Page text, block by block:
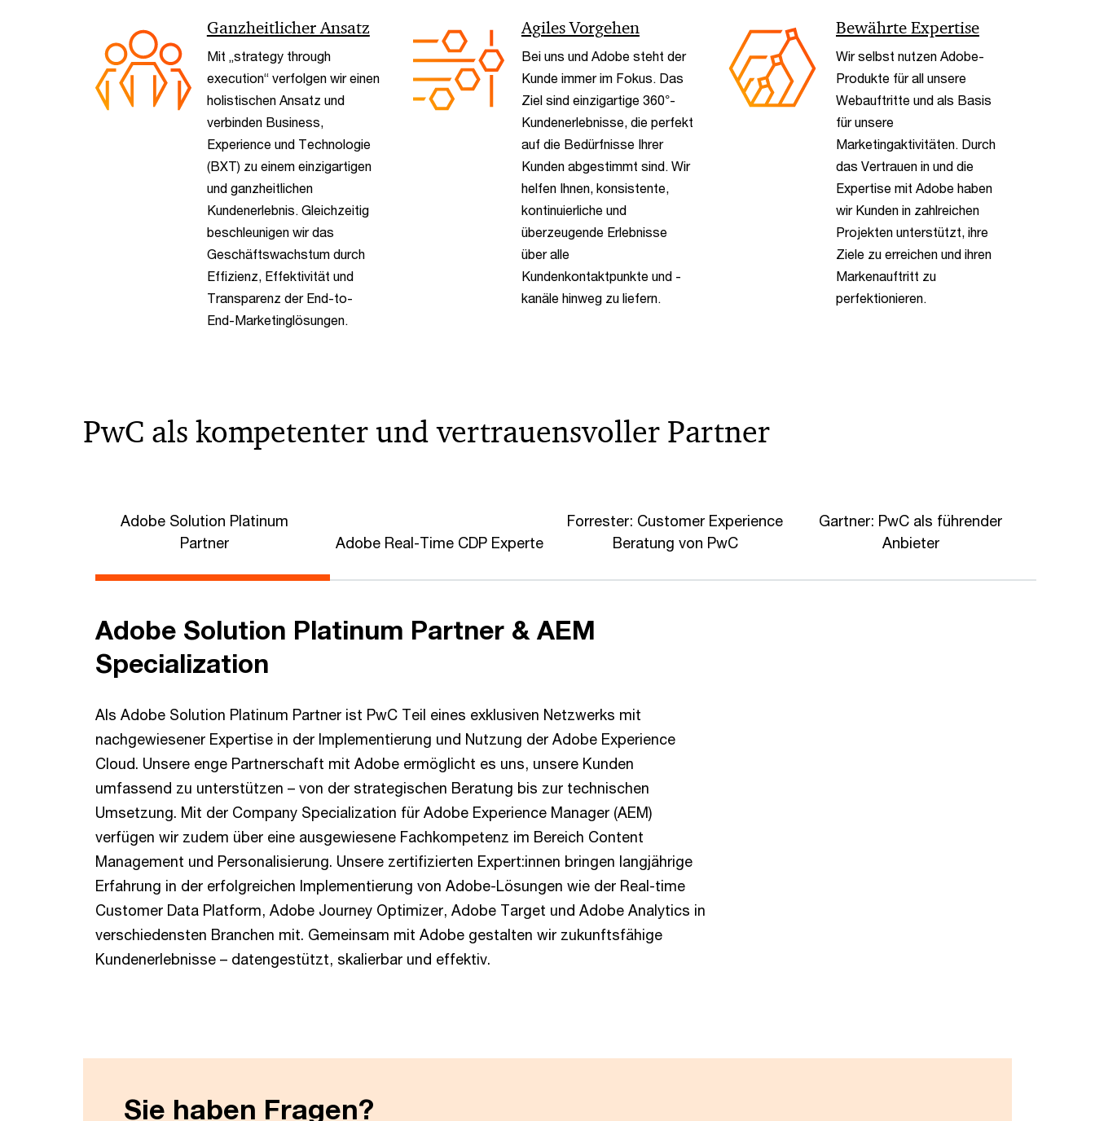
Ganzheitlicher Ansatz
Mit „strategy through
execution“ verfolgen wir einen
holistischen Ansatz und
verbinden Business,
Experience und Technologie
(BXT) zu einem einzigartigen
und ganzheitlichen
Kundenerlebnis. Gleichzeitig
beschleunigen wir das
Geschäftswachstum durch
Effizienz, Effektivität und
Transparenz der End-to-
End-Marketinglösungen.
Agiles Vorgehen
Bei uns und Adobe steht der
Kunde immer im Fokus. Das
Ziel sind einzigartige 360°-
Kundenerlebnisse, die perfekt
auf die Bedürfnisse Ihrer
Kunden abgestimmt sind. Wir
helfen Ihnen, konsistente,
kontinuierliche und
überzeugende Erlebnisse
über alle
Kundenkontaktpunkte und -
kanäle hinweg zu liefern.
Bewährte Expertise
Wir selbst nutzen Adobe-
Produkte für all unsere
Webauftritte und als Basis
für unsere
Marketingaktivitäten. Durch
das Vertrauen in und die
Expertise mit Adobe haben
wir Kunden in zahlreichen
Projekten unterstützt, ihre
Ziele zu erreichen und ihren
Markenauftritt zu
perfektionieren.
PwC als kompetenter und vertrauensvoller Partner
Adobe Solution Platinum
Partner
Adobe Real-Time CDP Experte
Forrester: Customer Experience
Beratung von PwC
Gartner: PwC als führender
Anbieter
Adobe Solution Platinum Partner & AEM
Specialization
Als Adobe Solution Platinum Partner ist PwC Teil eines exklusiven Netzwerks mit
nachgewiesener Expertise in der Implementierung und Nutzung der Adobe Experience
Cloud. Unsere enge Partnerschaft mit Adobe ermöglicht es uns, unsere Kunden
umfassend zu unterstützen – von der strategischen Beratung bis zur technischen
Umsetzung. Mit der Company Specialization für Adobe Experience Manager (AEM)
verfügen wir zudem über eine ausgewiesene Fachkompetenz im Bereich Content
Management und Personalisierung. Unsere zertifizierten Expert:innen bringen langjährige
Erfahrung in der erfolgreichen Implementierung von Adobe-Lösungen wie der Real-time
Customer Data Platform, Adobe Journey Optimizer, Adobe Target und Adobe Analytics in
verschiedensten Branchen mit. Gemeinsam mit Adobe gestalten wir zukunftsfähige
Kundenerlebnisse – datengestützt, skalierbar und effektiv.
Sie haben Fragen?